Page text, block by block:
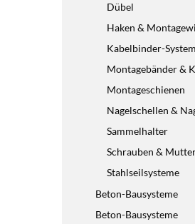
Dübel
Haken &
Kabelbinder-
Montagebänder &
Montageschienen
Nagelschellen &
Sammelhalter
Schrauben &
Stahlseilsysteme
Beton-Bausysteme
Beton-Bausysteme